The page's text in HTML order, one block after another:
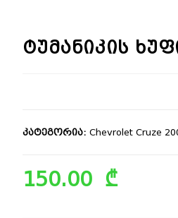
ტუმანიკის
კატეგორია:Chevrolet Cruze
150.00 ₾